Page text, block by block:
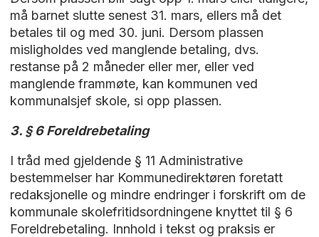
må barnet slutte senest 31. mars, ellers må det
betales til og med 30. juni. Dersom plassen
misligholdes ved manglende betaling, dvs.
restanse på 2 måneder eller mer, eller ved
manglende frammøte, kan kommunen ved
kommunalsjef skole, si opp plassen.
3. § 6 Foreldrebetaling
I tråd med gjeldende § 11 Administrative
bestemmelser har Kommunedirektøren foretatt
redaksjonelle og mindre endringer i forskrift om de
kommunale skolefritidsordningene knyttet til § 6
Foreldrebetaling. Innhold i tekst og praksis er